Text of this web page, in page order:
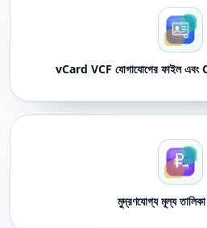
vCard VCF যোগাযোগের ফাইল এবং
মুদ্রণযোগ্য মূল্য তালিকা